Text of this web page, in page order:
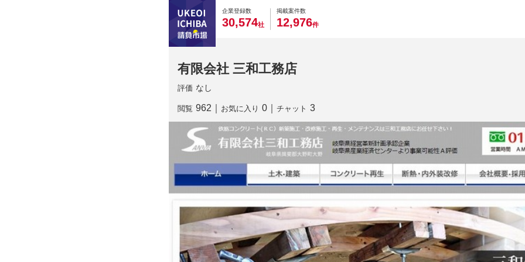
企業登録数
0
3
0
0,
0
5
0
74社
掲載案件数
0
1
0
2,
0
9
0
76件
有限会社 三和工務店
評価 なし
閲覧 962 お気に入り 0 チャット 3